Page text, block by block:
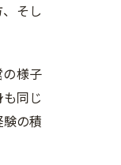
そし
様子
同じ
の積